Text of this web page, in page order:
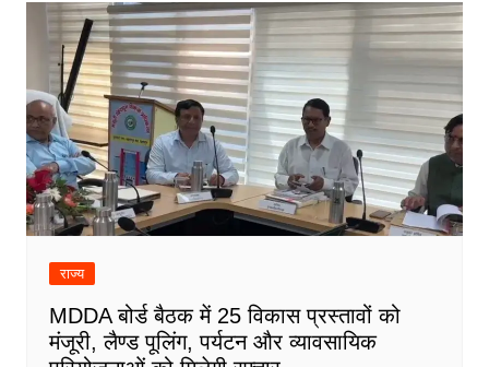
राज्य
MDDA बोर्ड बैठक में 25 विकास प्रस्तावों को
मंजूरी, लैण्ड पूलिंग, पर्यटन और व्यावसायिक